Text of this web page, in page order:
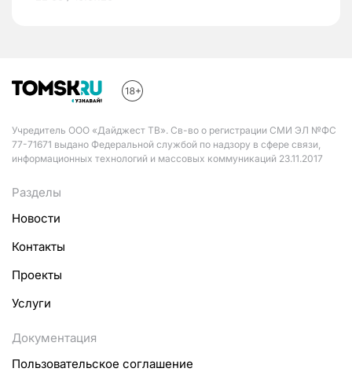
Учредитель ООО «Дайджест ТВ». Св-во о регистрации СМИ ЭЛ №ФС
77-71671 выдано Федеральной службой по надзору в сфере связи,
информационных технологий и массовых коммуникаций 23.11.2017
Разделы
Новости
Контакты
Проекты
Услуги
Документация
Пользовательское соглашение